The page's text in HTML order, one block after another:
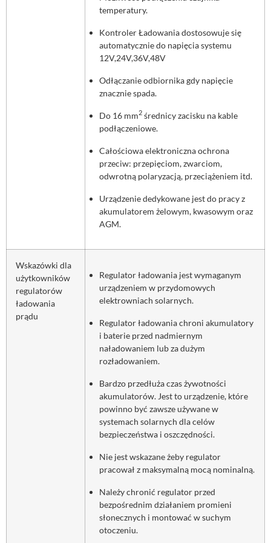
temperatury.
Kontroler Ładowania dostosowuje się
automatycznie do napięcia systemu
12V,24V,36V,48V
Odłączanie odbiornika gdy napięcie
znacznie spada.
Do 16 mm2 średnicy zacisku na kable
podłączeniowe.
Całościowa elektroniczna ochrona
przeciw: przepięciom, zwarciom,
odwrotną polaryzacją, przeciążeniem itd.
Urządzenie dedykowane jest do pracy z
akumulatorem żelowym, kwasowym oraz
AGM.
Wskazówki dla
użytkowników
regulatorów
ładowania
prądu
Regulator ładowania jest wymaganym
urządzeniem w przydomowych
elektrowniach solarnych.
Regulator ładowania chroni akumulatory
i baterie przed nadmiernym
naładowaniem lub za dużym
rozładowaniem.
Bardzo przedłuża czas żywotności
akumulatorów. Jest to urządzenie, które
powinno być zawsze używane w
systemach solarnych dla celów
bezpieczeństwa i oszczędności.
Nie jest wskazane żeby regulator
pracował z maksymalną mocą nominalną.
Należy chronić regulator przed
bezpośrednim działaniem promieni
słonecznych i montować w suchym
otoczeniu.